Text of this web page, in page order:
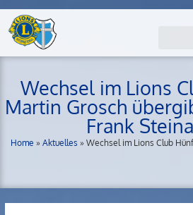
Zum
Inhalt
springen
Wechsel im Lions
Martin Grosch
Frank
Home » Aktuelles » Wechsel im Lions Club